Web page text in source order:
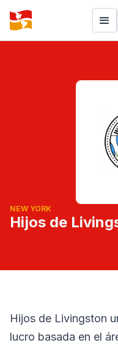
NEW YORK
Hijos de
Hijos de Livingston
lucro basada en el